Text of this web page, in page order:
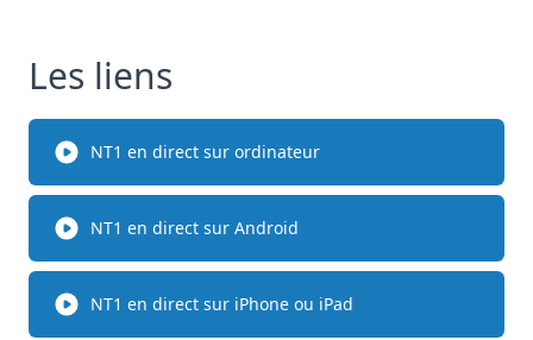
Les liens
NT1 en direct sur ordinateur
NT1 en direct sur Android
NT1 en direct sur iPhone ou iPad